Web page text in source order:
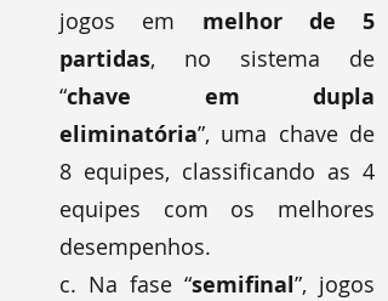
jogos em melhor de 5
partidas, no sistema de
“chave em dupla
eliminatória”, uma chave de
8 equipes, classificando as 4
equipes com os melhores
desempenhos.
c. Na fase “semifinal”, jogos